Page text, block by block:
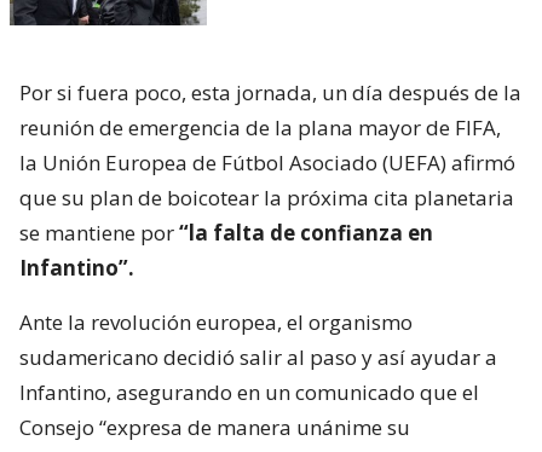
Por si fuera poco, esta jornada, un día después de la
reunión de emergencia de la plana mayor de FIFA,
la Unión Europea de Fútbol Asociado (UEFA) afirmó
que su plan de boicotear la próxima cita planetaria
se mantiene por“la falta de confianza en
Infantino”.
Ante la revolución europea, el organismo
sudamericano decidió salir al paso y así ayudar a
Infantino, asegurando en un comunicado que el
Consejo “expresa de manera unánime su